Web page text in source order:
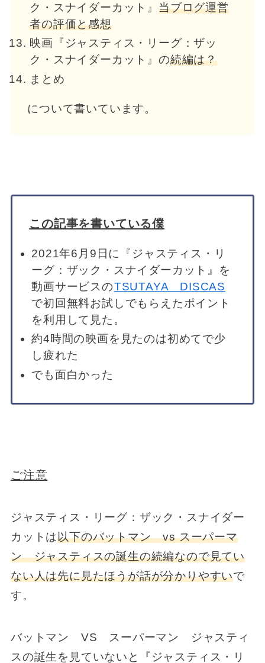
ク・スナイダーカット』 当ブログ運営
者の評価と感想
映画『ジャスティス・リーグ：ザッ
ク・スナイダーカット』の続編は？
まとめ
について書いています。
この記事を書いている僕
2021年6月9日に『ジャスティス・リ
ーグ：ザック・スナイダーカット』を
動画サービスのTSUTAYA DISCAS
で初回無料お試しでもらえたポイント
を利用して見た。
約4時間の映画を見たのは初めてで少
し疲れた
でも面白かった
ご注意
ジャスティス・リーグ：ザック・スナイダー
カットは以下のバットマン vs スーパーマ
ン ジャスティスの誕生の続編なので見てい
ない人は先に見たほうが話が分かりやすいで
す。
バットマン VS スーパーマン ジャスティ
スの誕生を見ていないと『ジャスティス・リ